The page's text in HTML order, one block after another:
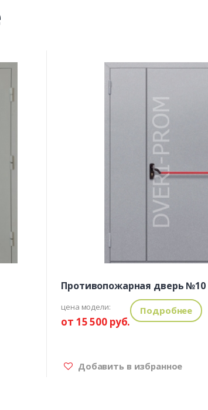
Противопожарная дверь №10
цена модели:
от 15 500 руб.
Подробнее
Добавить в избранное